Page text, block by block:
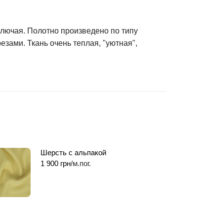
Полотно произведено по типу
Ткань очень теплая, "уютная",
Шерсть с альпакой
1 900 грн/м.пог.